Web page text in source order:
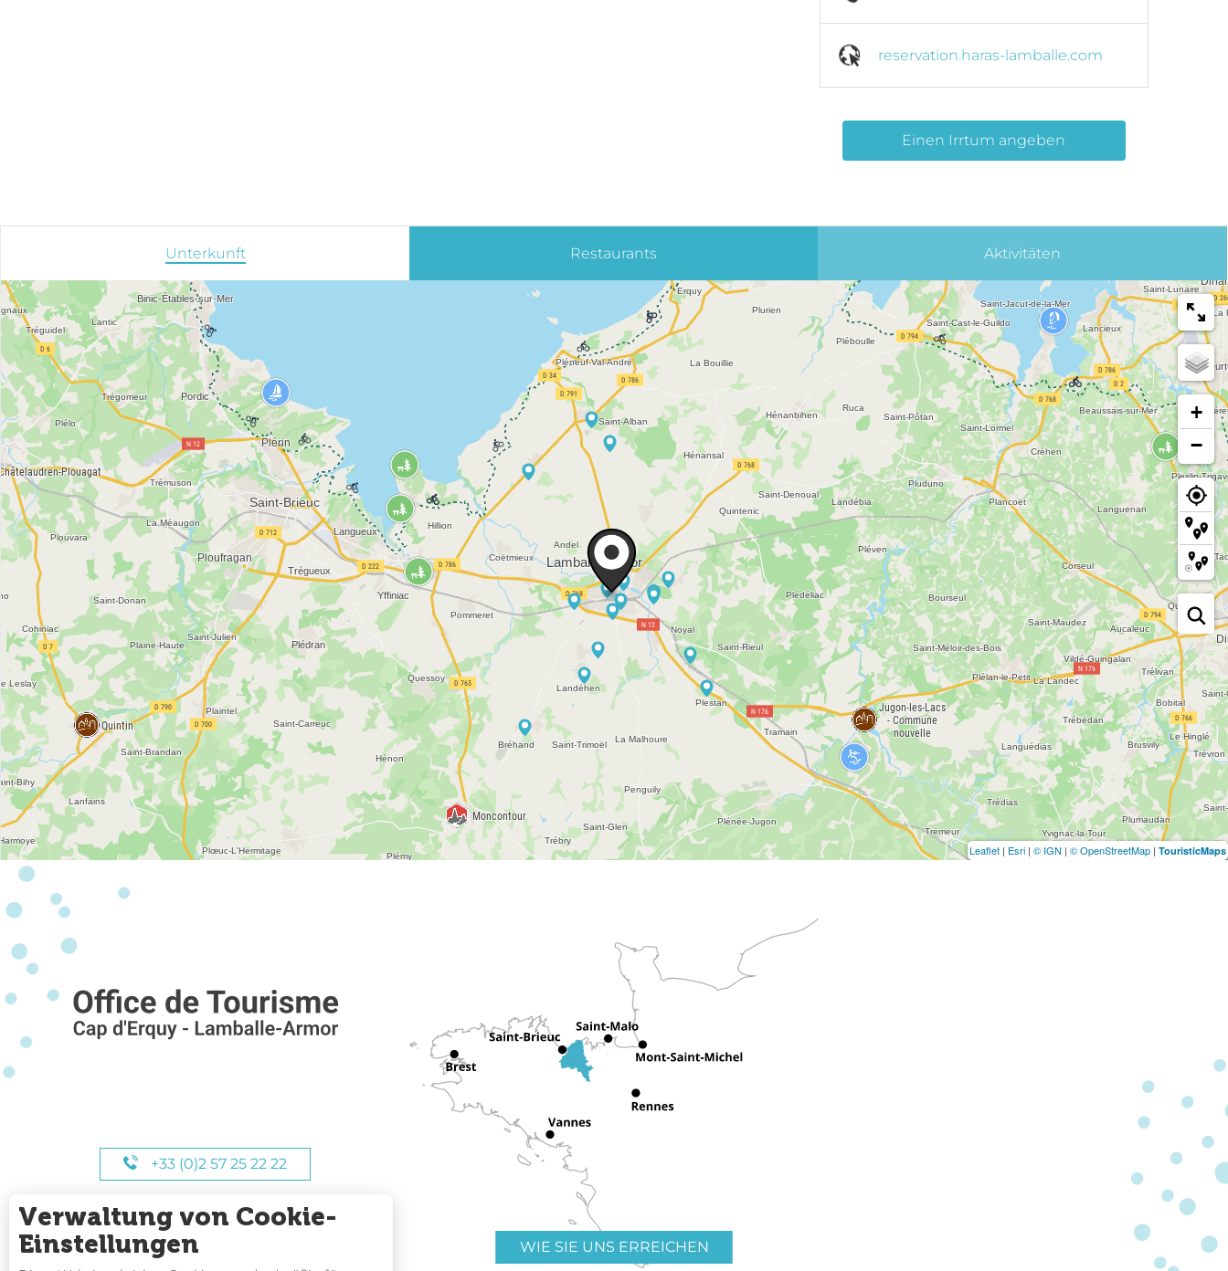
reservation.haras-lamballe.com
Einen Irrtum angeben
Unterkunft Restaurants Aktivitäten
+
−
Leaflet | Esri | © IGN | © OpenStreetMap | TouristicMaps
+33 (0)2 57 25 22 22
UNSERE STUNDEN
WIE SIE UNS ERREICHEN
Verwaltung von Cookie-
Einstellungen